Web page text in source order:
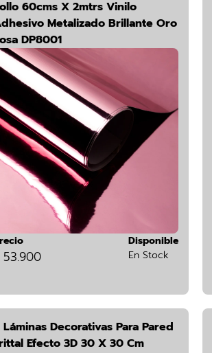
60cms X 2mtrs Vinilo
Metalizado Brillante Oro
DP8001
53.900
Disponible
En Stock
Decorativas Para Pared
Efecto 3D 30 X 30 Cm